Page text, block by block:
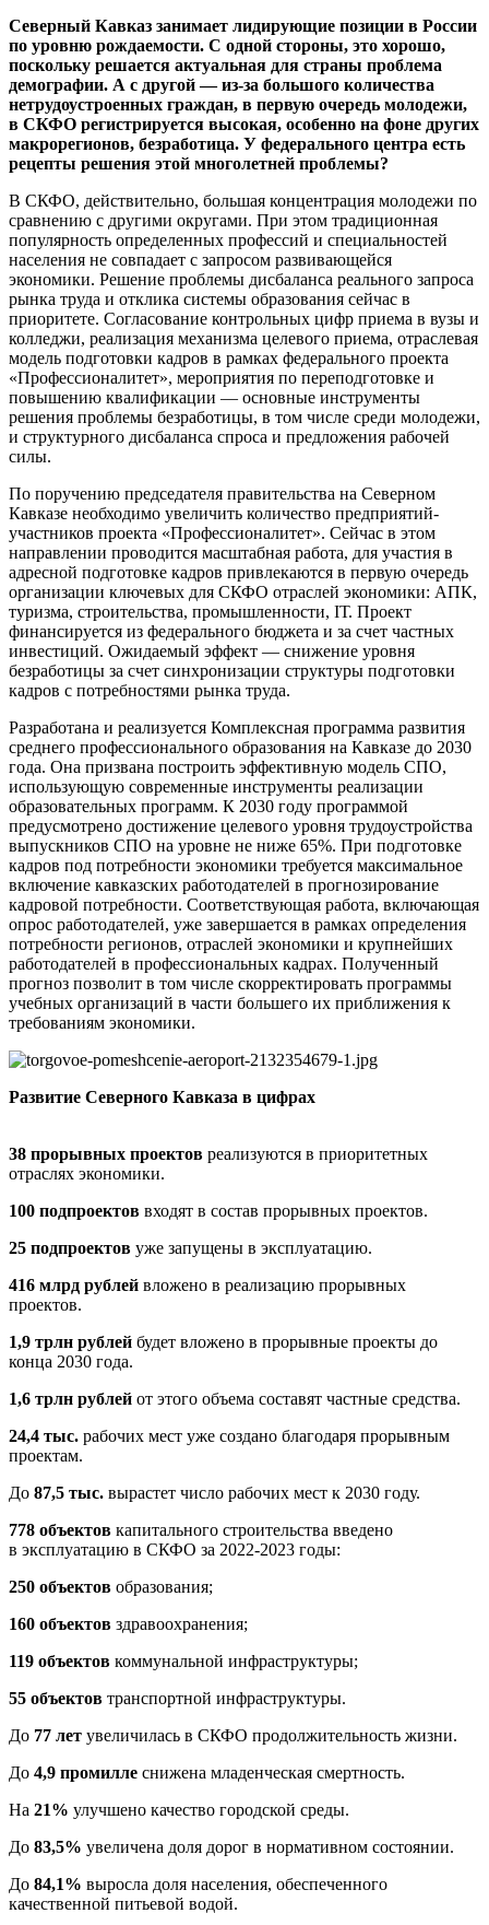
Северный Кавказ занимает лидирующие позиции в России
по уровню рождаемости. С одной стороны, это хорошо,
поскольку решается актуальная для страны проблема
демографии. А с другой — из-за большого количества
нетрудоустроенных граждан, в первую очередь молодежи,
в СКФО регистрируется высокая, особенно на фоне других
макрорегионов, безработица. У федерального центра есть
рецепты решения этой многолетней проблемы?
В СКФО, действительно, большая концентрация молодежи по
сравнению с другими округами. При этом традиционная
популярность определенных профессий и специальностей
населения не совпадает с запросом развивающейся
экономики. Решение проблемы дисбаланса реального запроса
рынка труда и отклика системы образования сейчас в
приоритете. Согласование контрольных цифр приема в вузы и
колледжи, реализация механизма целевого приема, отраслевая
модель подготовки кадров в рамках федерального проекта
«Профессионалитет», мероприятия по переподготовке и
повышению квалификации — основные инструменты
решения проблемы безработицы, в том числе среди молодежи,
и структурного дисбаланса спроса и предложения рабочей
силы.
По поручению председателя правительства на Северном
Кавказе необходимо увеличить количество предприятий-
участников проекта «Профессионалитет». Сейчас в этом
направлении проводится масштабная работа, для участия в
адресной подготовке кадров привлекаются в первую очередь
организации ключевых для СКФО отраслей экономики: АПК,
туризма, строительства, промышленности, IТ. Проект
финансируется из федерального бюджета и за счет частных
инвестиций. Ожидаемый эффект — снижение уровня
безработицы за счет синхронизации структуры подготовки
кадров с потребностями рынка труда.
Разработана и реализуется Комплексная программа развития
среднего профессионального образования на Кавказе до 2030
года. Она призвана построить эффективную модель СПО,
использующую современные инструменты реализации
образовательных программ. К 2030 году программой
предусмотрено достижение целевого уровня трудоустройства
выпускников СПО на уровне не ниже 65%. При подготовке
кадров под потребности экономики требуется максимальное
включение кавказских работодателей в прогнозирование
кадровой потребности. Соответствующая работа, включающая
опрос работодателей, уже завершается в рамках определения
потребности регионов, отраслей экономики и крупнейших
работодателей в профессиональных кадрах. Полученный
прогноз позволит в том числе скорректировать программы
учебных организаций в части большего их приближения к
требованиям экономики.
Развитие Северного Кавказа в цифрах
38 прорывных проектов реализуются в приоритетных
отраслях экономики.
100 подпроектов входят в состав прорывных проектов.
25 подпроектов уже запущены в эксплуатацию.
416 млрд рублей вложено в реализацию прорывных
проектов.
1,9 трлн рублей будет вложено в прорывные проекты до
конца 2030 года.
1,6 трлн рублей от этого объема составят частные средства.
24,4 тыс. рабочих мест уже создано благодаря прорывным
проектам.
До 87,5 тыс. вырастет число рабочих мест к 2030 году.
778 объектов капитального строительства введено
в эксплуатацию в СКФО за 2022-2023 годы:
250 объектов образования;
160 объектов здравоохранения;
119 объектов коммунальной инфраструктуры;
55 объектов транспортной инфраструктуры.
До 77 лет увеличилась в СКФО продолжительность жизни.
До 4,9 промилле снижена младенческая смертность.
На 21% улучшено качество городской среды.
До 83,5% увеличена доля дорог в нормативном состоянии.
До 84,1% выросла доля населения, обеспеченного
качественной питьевой водой.